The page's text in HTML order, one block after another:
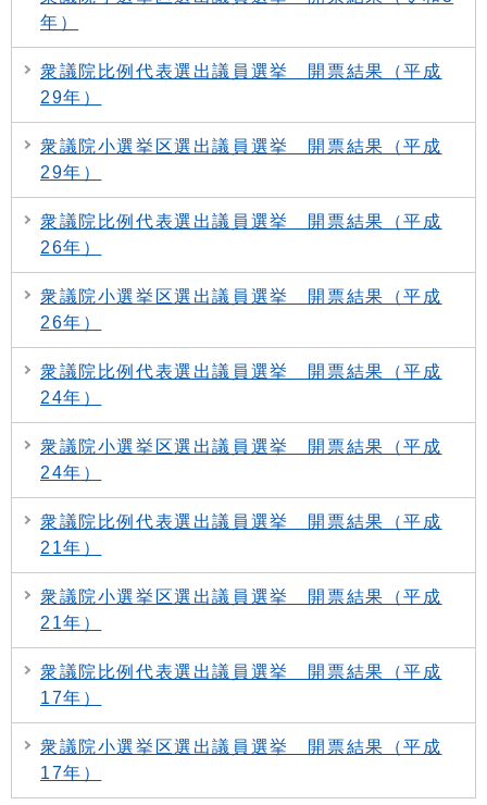
年）
衆議院比例代表選出議員選挙 開票結果（平成
29年）
衆議院小選挙区選出議員選挙 開票結果（平成
29年）
衆議院比例代表選出議員選挙 開票結果（平成
26年）
衆議院小選挙区選出議員選挙 開票結果（平成
26年）
衆議院比例代表選出議員選挙 開票結果（平成
24年）
衆議院小選挙区選出議員選挙 開票結果（平成
24年）
衆議院比例代表選出議員選挙 開票結果（平成
21年）
衆議院小選挙区選出議員選挙 開票結果（平成
21年）
衆議院比例代表選出議員選挙 開票結果（平成
17年）
衆議院小選挙区選出議員選挙 開票結果（平成
17年）